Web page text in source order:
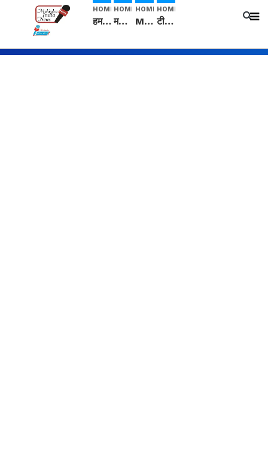
HOME
हम सनातनी..." सांसद kangana Ranaut से क्या बोली लड़की? Viral Jantar-Mantar | CJP protest
HOME
मनीषा हत्याकांड: हत्या, आत्महत्या या कोई बड़ा राज? | Full Story | Josh Haryana
HOME
Mangalsutra: हिंदू धर्म में शादी के बाद मंगलसूत्र क्यों पहनती है महिलाएं, किसने शुरु की ये परंपरा
HOME
टीम बीकेई ने एग्रीकल्चर ग्रेड की यूरिया खाद गट्टों में बदलकर टेक्निकल ग्रेड में बेचने वालों पर करवाई कार्रवाई: लखविंदर सिंह औलख